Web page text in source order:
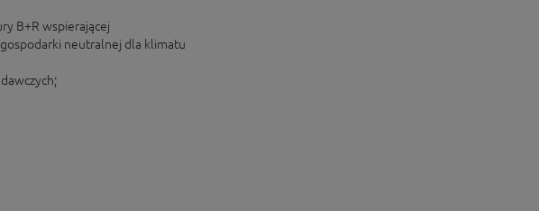
B+R wspierającej
neutralnej dla klimatu